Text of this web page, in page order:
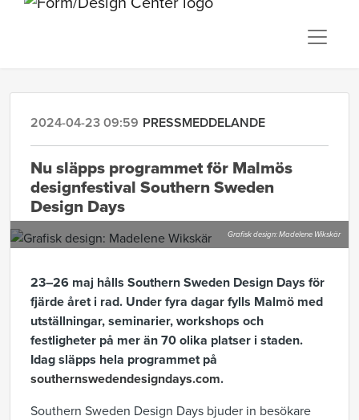
2024-04-23 09:59 PRESSMEDDELANDE
Nu släpps programmet för Malmös
designfestival Southern Sweden
Design Days
Grafisk design: Madelene Wikskär
23–26 maj hålls Southern Sweden Design Days för
fjärde året i rad. Under fyra dagar fylls Malmö med
utställningar, seminarier, workshops och
festligheter på mer än 70 olika platser i staden.
Idag släpps hela programmet på
southernswedendesigndays.com.
Southern Sweden Design Days bjuder in besökare